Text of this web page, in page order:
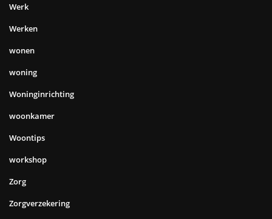
Werk
Werken
wonen
woning
Woninginrichting
woonkamer
Woontips
workshop
Zorg
Zorgverzekering